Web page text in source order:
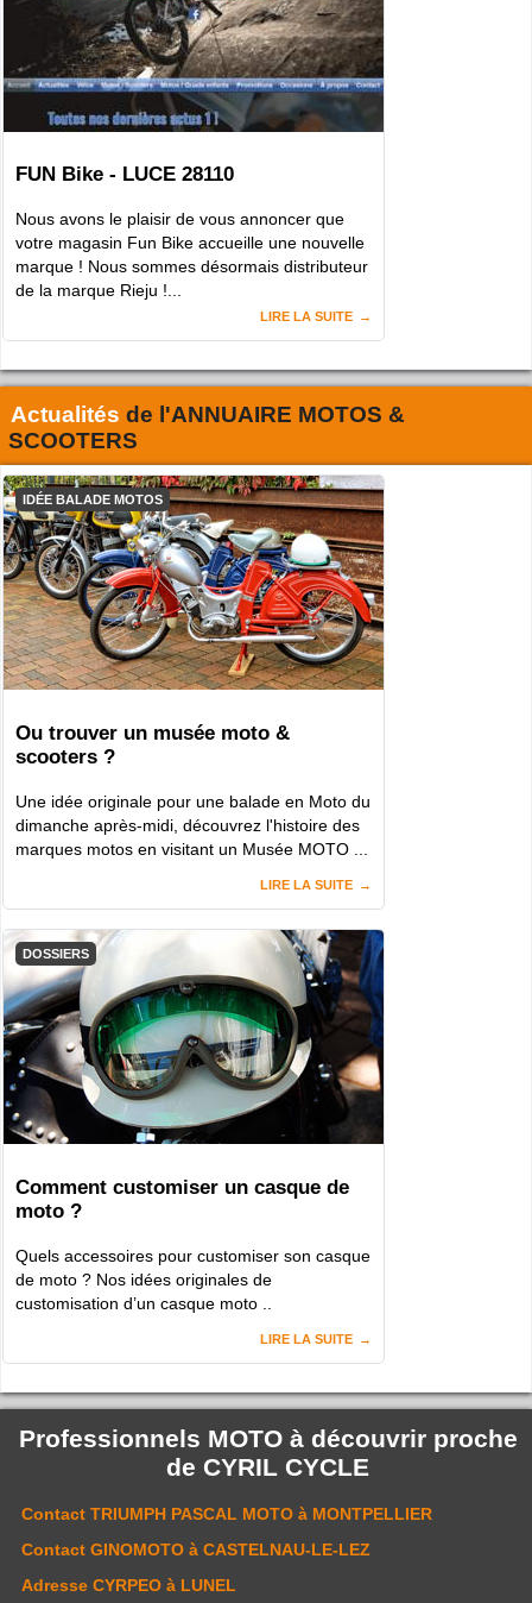
FUN Bike - LUCE 28110
Nous avons le plaisir de vous annoncer que
votre magasin Fun Bike accueille une nouvelle
marque ! Nous sommes désormais distributeur
de la marque Rieju !...
LIRE LA SUITE
Actualités de l'ANNUAIRE MOTOS &
SCOOTERS
IDÉE BALADE MOTOS
Ou trouver un musée moto &
scooters ?
Une idée originale pour une balade en Moto du
dimanche après-midi, découvrez l'histoire des
marques motos en visitant un Musée MOTO ...
LIRE LA SUITE
DOSSIERS
Comment customiser un casque de
moto ?
Quels accessoires pour customiser son casque
de moto ? Nos idées originales de
customisation d’un casque moto ..
LIRE LA SUITE
Professionnels MOTO à découvrir proche
de CYRIL CYCLE
Contact TRIUMPH PASCAL MOTO à MONTPELLIER
Contact GINOMOTO à CASTELNAU-LE-LEZ
Adresse CYRPEO à LUNEL